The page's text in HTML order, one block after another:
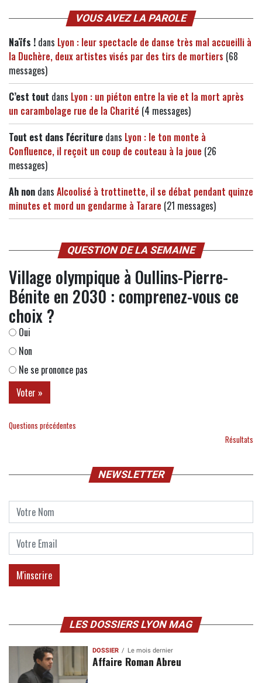
VOUS AVEZ LA PAROLE
Naïfs ! dans Lyon : leur spectacle de danse très mal accueilli à
la Duchère, deux artistes visés par des tirs de mortiers (68
messages)
C’est tout dans Lyon : un piéton entre la vie et la mort après
un carambolage rue de la Charité (4 messages)
Tout est dans l'écriture dans Lyon : le ton monte à
Confluence, il reçoit un coup de couteau à la joue (26
messages)
Ah non dans Alcoolisé à trottinette, il se débat pendant quinze
minutes et mord un gendarme à Tarare (21 messages)
QUESTION DE LA SEMAINE
Village olympique à Oullins-Pierre-
Bénite en 2030 : comprenez-vous ce
choix ?
Oui
Non
Ne se prononce pas
Questions précédentes
Résultats
NEWSLETTER
LES DOSSIERS LYON MAG
DOSSIER Le mois dernier
Affaire Roman Abreu